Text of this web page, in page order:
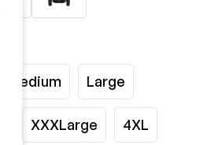
Medium Large
XXXLarge 4XL